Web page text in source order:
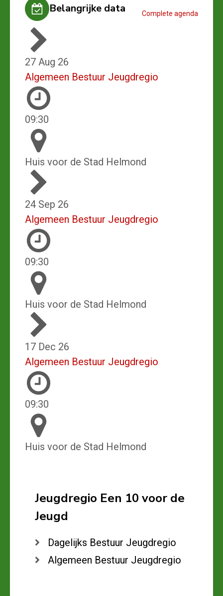
Belangrijke data Complete agenda
27 Aug 26
Algemeen Bestuur Jeugdregio
09:30
Huis voor de Stad Helmond
24 Sep 26
Algemeen Bestuur Jeugdregio
09:30
Huis voor de Stad Helmond
17 Dec 26
Algemeen Bestuur Jeugdregio
09:30
Huis voor de Stad Helmond
Jeugdregio Een 10 voor de
Jeugd
Dagelijks Bestuur Jeugdregio
Algemeen Bestuur Jeugdregio